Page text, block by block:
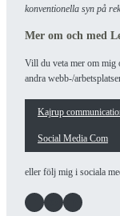
konventionella syn på
Mer om och med
Vill du veta mer om mig
andra webb-/
Kajrup
Social Media Com
eller följ mig i sociala
Facebook InstagramLinkedIn